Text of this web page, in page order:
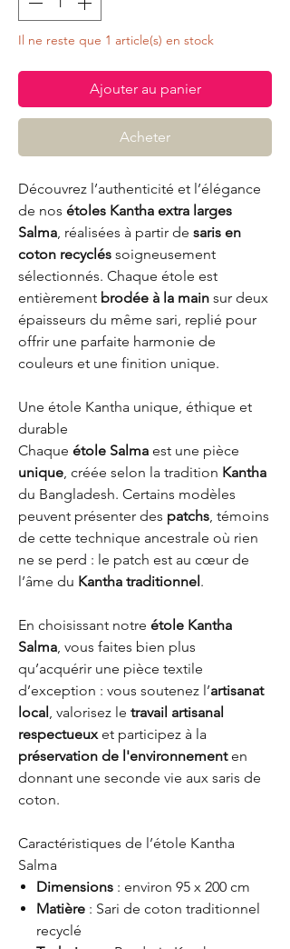
Il ne reste que 1 article(s) en stock
Ajouter au panier
Acheter
Découvrez l’authenticité et l’élégance
de nos étoles Kantha extra larges
Salma, réalisées à partir de saris en
coton recyclés soigneusement
sélectionnés. Chaque étole est
entièrement brodée à la main sur deux
épaisseurs du même sari, replié pour
offrir une parfaite harmonie de
couleurs et une finition unique.
Une étole Kantha unique, éthique et
durable
Chaque étole Salma est une pièce
unique, créée selon la tradition Kantha
du Bangladesh. Certains modèles
peuvent présenter des patchs, témoins
de cette technique ancestrale où rien
ne se perd : le patch est au cœur de
l’âme du Kantha traditionnel .
En choisissant notre étole Kantha
Salma, vous faites bien plus
qu’acquérir une pièce textile
d’exception : vous soutenez l’artisanat
local , valorisez le travail artisanal
respectueuxet participez à la
préservation de l'environnementen
donnant une seconde vie aux saris de
coton.
Caractéristiques de l’étole Kantha
Salma
Dimensions : environ 95 x 200 cm
Matière : Sari de coton traditionnel
recyclé